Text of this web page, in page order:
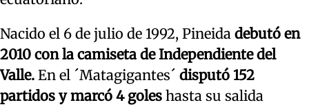
Nacido el 6 de julio de 1992, Pineida debutó en
2010 con la camiseta de Independiente del
Valle. En el ´Matagigantes´ disputó 152
partidos y marcó 4 goles hasta su salida